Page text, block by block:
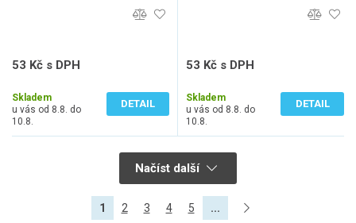
53 Kč s DPH
Skladem
u vás od 8.8. do
10.8.
DETAIL
53 Kč s DPH
Skladem
u vás od 8.8. do
10.8.
DETAIL
Načíst další
1 2 3 4 5 ...